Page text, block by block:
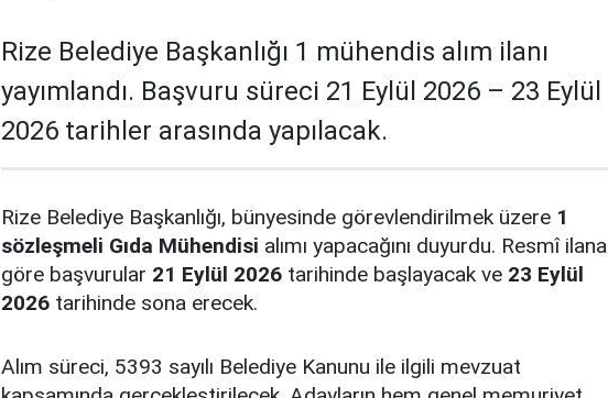
Rize Belediye Başkanlığı 1 mühendis alım ilanı
yayımlandı. Başvuru süreci 21 Eylül 2026 – 23 Eylül
2026 tarihler arasında yapılacak.
Rize Belediye Başkanlığı, bünyesinde görevlendirilmek üzere 1
sözleşmeli Gıda Mühendisi alımı yapacağını duyurdu. Resmî ilana
göre başvurular 21 Eylül 2026 tarihinde başlayacak ve 23 Eylül
2026 tarihinde sona erecek.
Alım süreci, 5393 sayılı Belediye Kanunu ile ilgili mevzuat